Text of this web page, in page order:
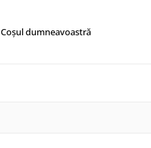
Coşul dumneavoastră